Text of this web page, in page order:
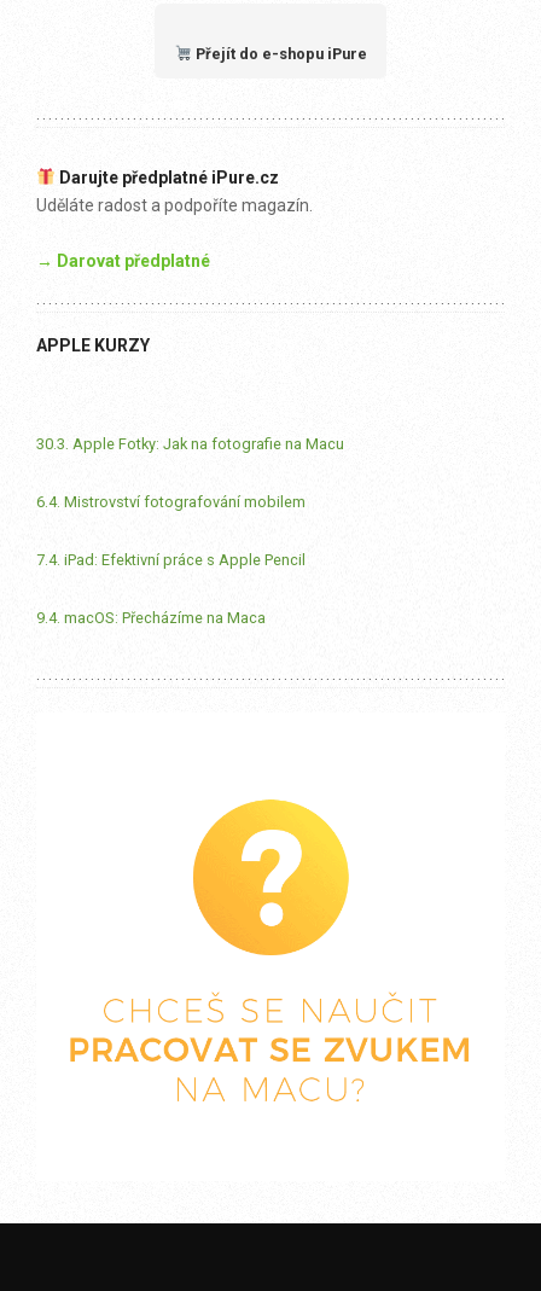
Přejít do e-shopu iPure
Darujte předplatné iPure.cz
Uděláte radost a podpoříte magazín.
→ Darovat předplatné
APPLE KURZY
30.3. Apple Fotky: Jak na fotografie na Macu
6.4. Mistrovství fotografování mobilem
7.4. iPad: Efektivní práce s Apple Pencil
9.4. macOS: Přecházíme na Maca